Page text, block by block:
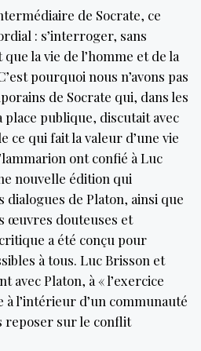
de Socrate, ce
: s’interroger, sans
la vie de l’homme et de la
pourquoi nous n’avons pas
de Socrate qui, dans les
place publique, discutait avec
ce qui fait la valeur d’une vie
ont confié à Luc
nouvelle édition qui
de Platon, ainsi que
œuvres douteuses et
a été conçu pour
à tous. Luc Brisson et
avec Platon, à « l’exercice
à l’intérieur d’un communauté
reposer sur le conflit